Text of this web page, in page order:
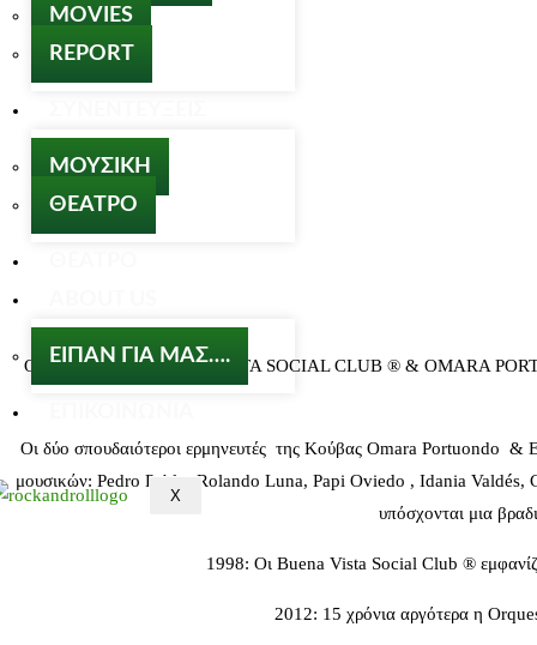
MOVIES
REPORT
ΜΟΥΣΙΚΗ
ΘΕΑΤΡΟ
ΕΙΠΑΝ ΓΙΑ ΜΑΣ….
X
Οι ORQUESTA BUENA VISTA SOCIAL CLUB ® & OMARA
Οι δύο σπουδαιότεροι ερμηνευτές της Κούβας Omara Portuondo
μουσικών: Pedro Pablo, Rolando Luna, Papi Oviedo , Idania
υπόσχονται μια
1998: Οι Buena Vista Social Club ®
2012: 15 χρόνια αργότερα η